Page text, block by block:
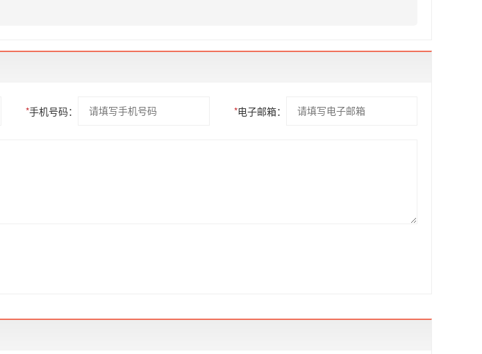
*手机号码： *电子邮箱：